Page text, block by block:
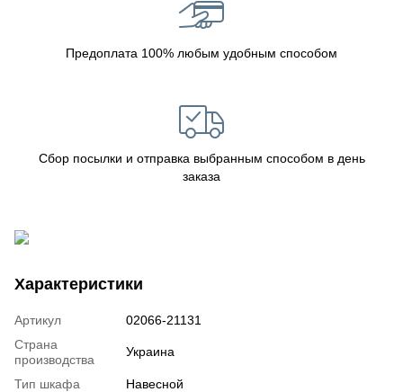
Предоплата 100% любым удобным способом
Сбор посылки и отправка выбранным способом в день
заказа
Характеристики
Артикул
02066-21131
Страна
производства
Украина
Тип шкафа
Навесной